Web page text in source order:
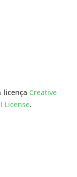
licença Creative
License.